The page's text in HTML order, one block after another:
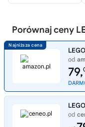
Porównaj ceny
od
79,
od